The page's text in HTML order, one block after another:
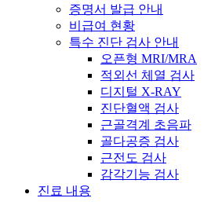
증명서 발급 안내
비급여 현황
특수 진단 검사 안내
오픈형 MRI/MRA
적외선 체열 검사
디지털 X-RAY
진단혈액 검사
근골격계 초음파
골다공증 검사
근전도 검사
감각기능 검사
진료 내용